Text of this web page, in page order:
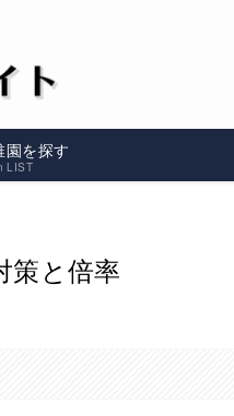
園を探す
LIST
策と倍率